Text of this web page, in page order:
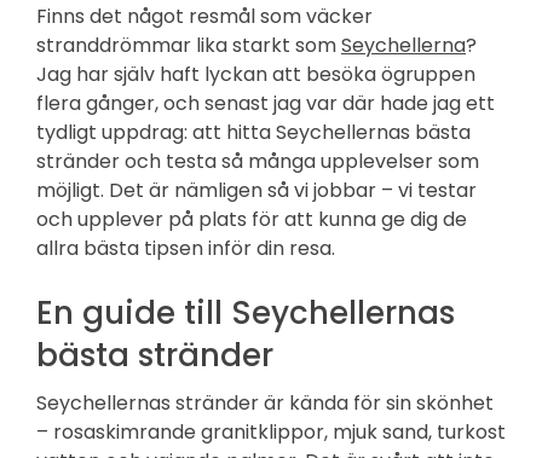
Finns det något resmål som väcker
stranddrömmar lika starkt somSeychellerna?
Jag har själv haft lyckan att besöka ögruppen
flera gånger, och senast jag var där hade jag ett
tydligt uppdrag: att hitta Seychellernas bästa
stränder och testa så många upplevelser som
möjligt. Det är nämligen så vi jobbar – vi testar
och upplever på plats för att kunna ge dig de
allra bästa tipsen inför din resa.
En guide till Seychellernas
bästa stränder
Seychellernas stränder är kända för sin skönhet
– rosaskimrande granitklippor, mjuk sand, turkost